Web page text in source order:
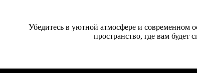
Убедитесь в уютной атмосфере и
пространство, где вам будет